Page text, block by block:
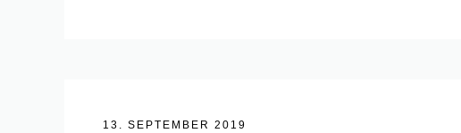
13. SEPTEMBER 2019